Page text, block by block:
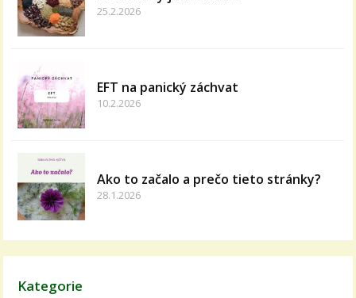
25.2.2026
EFT na panický záchvat
10.2.2026
Ako to začalo a prečo tieto stránky?
28.1.2026
Kategorie